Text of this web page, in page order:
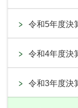
令和5年度決
令和4年度決
令和3年度決